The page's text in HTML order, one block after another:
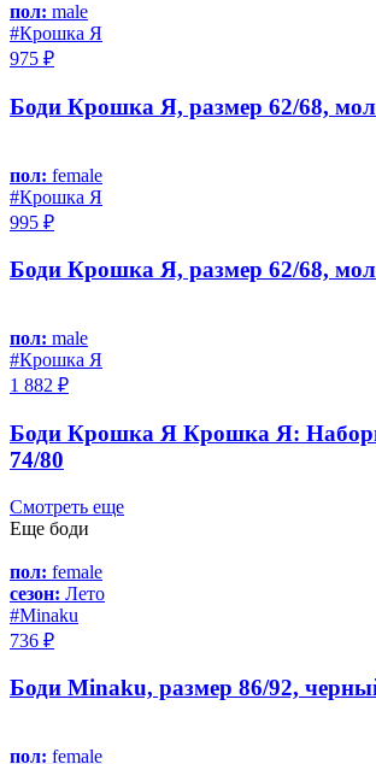
пол: male
#Крошка Я
975 ₽
Боди Крошка Я, размер 62/68,
пол: female
#Крошка Я
995 ₽
Боди Крошка Я, размер 62/68,
пол: male
#Крошка Я
1 882 ₽
Боди Крошка Я Крошка Я:
74/80
Смотреть еще
Еще боди
пол: female
сезон: Лето
#Minaku
736 ₽
Боди Minaku, размер 86/92,
пол: female